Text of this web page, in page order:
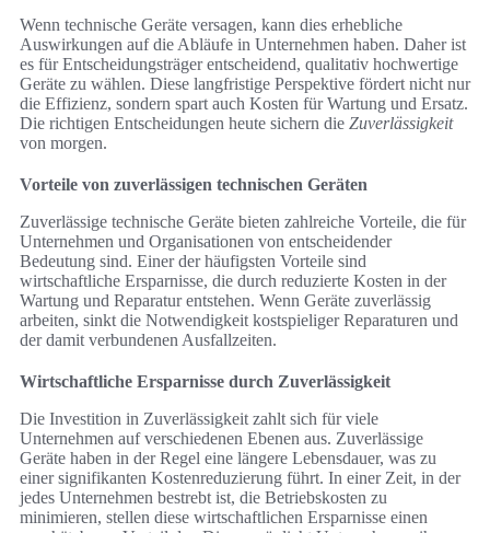
Wenn technische Geräte versagen, kann dies erhebliche
Auswirkungen auf die Abläufe in Unternehmen haben. Daher ist
es für Entscheidungsträger entscheidend, qualitativ hochwertige
Geräte zu wählen. Diese langfristige Perspektive fördert nicht nur
die Effizienz, sondern spart auch Kosten für Wartung und Ersatz.
Die richtigen Entscheidungen heute sichern die Zuverlässigkeit
von morgen.
Vorteile von zuverlässigen technischen Geräten
Zuverlässige technische Geräte bieten zahlreiche Vorteile, die für
Unternehmen und Organisationen von entscheidender
Bedeutung sind. Einer der häufigsten Vorteile sind
wirtschaftliche Ersparnisse, die durch reduzierte Kosten in der
Wartung und Reparatur entstehen. Wenn Geräte zuverlässig
arbeiten, sinkt die Notwendigkeit kostspieliger Reparaturen und
der damit verbundenen Ausfallzeiten.
Wirtschaftliche Ersparnisse durch Zuverlässigkeit
Die Investition in Zuverlässigkeit zahlt sich für viele
Unternehmen auf verschiedenen Ebenen aus. Zuverlässige
Geräte haben in der Regel eine längere Lebensdauer, was zu
einer signifikanten Kostenreduzierung führt. In einer Zeit, in der
jedes Unternehmen bestrebt ist, die Betriebskosten zu
minimieren, stellen diese wirtschaftlichen Ersparnisse einen